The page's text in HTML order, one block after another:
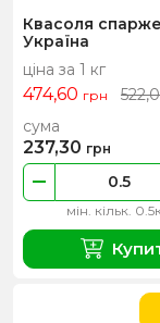
Квасоля
Україна
ціна за 1 кг
474,60 грн
мін. кільк.
сума
237,30 грн